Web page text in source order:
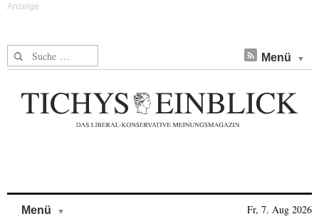
Suche nach: Menü
Menü Fr, 7. Aug 2026